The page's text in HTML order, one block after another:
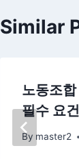
Similar
노동조
필수 요
By master2